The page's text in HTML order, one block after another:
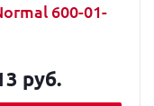
600-01-
руб.